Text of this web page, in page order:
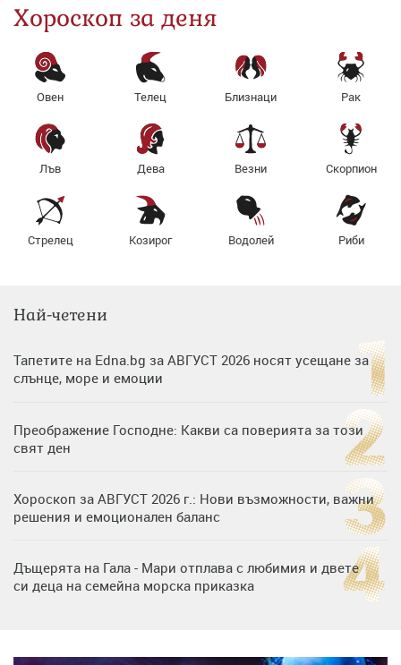
Хороскоп за деня
Овен Телец Близнаци Рак
Лъв Дева Везни Скорпион
Стрелец Козирог Водолей Риби
Най-четени
Тапетите на Edna.bg за АВГУСТ 2026 носят усещане за
слънце, море и емоции
Преображение Господне: Какви са поверията за този
свят ден
Хороскоп за АВГУСТ 2026 г.: Нови възможности, важни
решения и емоционален баланс
Дъщерята на Гала - Мари отплава с любимия и двете
си деца на семейна морска приказка
Димов издадоха своето любимо място